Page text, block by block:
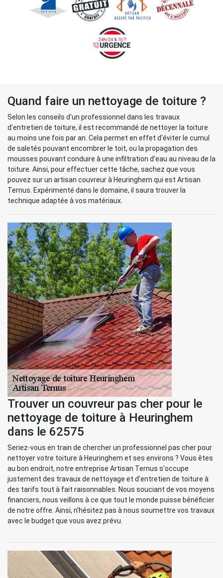
Quand faire un nettoyage de toiture ?
Selon les conseils d'un professionnel dans les travaux
d'entretien de toiture, il est recommandé de nettoyer la toiture
au moins une fois par an. Cela permet en effet d'éviter le cumul
de saletés pouvant encombrer le toit, ou la propagation des
mousses pouvant conduire à une infiltration d'eau au niveau de la
toiture. Ainsi, pour effectuer cette tâche, sachez que vous
pouvez sur un artisan couvreur à Heuringhem qui est Artisan
Ternus. Expérimenté dans le domaine, il saura trouver la
technique adaptée à vos matériaux.
Trouver un couvreur pas cher pour le
nettoyage de toiture à Heuringhem
dans le 62575
Seriez-vous en train de chercher un professionnel pas cher pour
nettoyer votre toiture à Heuringhem et ses environs ? Vous êtes
au bon endroit, notre entreprise Artisan Ternus s'occupe
justement des travaux de nettoyage et d'entretien de toiture à
des tarifs tout à fait raisonnables. Nous souciant de vos moyens
financiers, nous veillons à ce que tout le monde puisse bénéficier
de notre offre. Ainsi, n'hésitez pas à nous soumettre vos travaux
avec le budget que vous avez prévu.